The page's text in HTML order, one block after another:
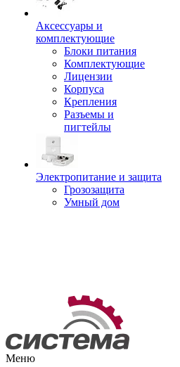
Аксессуары и
комплектующие
Блоки питания
Комплектующие
Лицензии
Корпуса
Крепления
Разъемы и
пигтейлы
Электропитание и защита
Грозозащита
Умный дом
Меню